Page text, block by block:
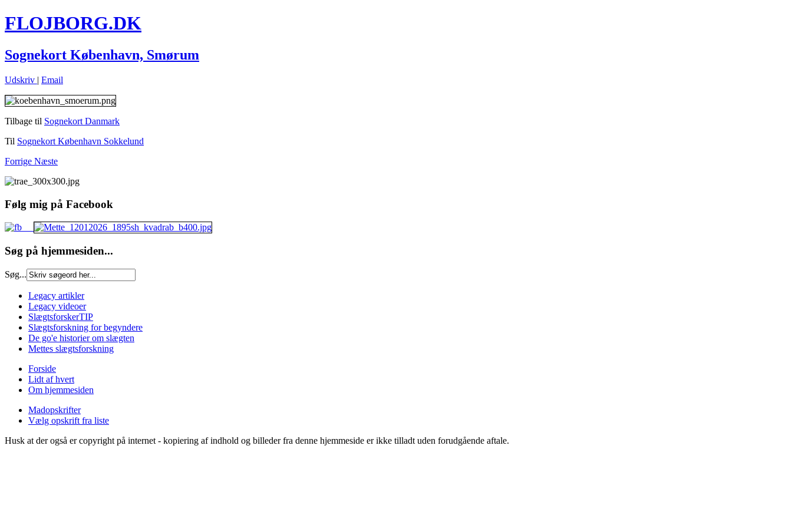
FLOJBORG.DK
Sognekort København, Smørum
Udskriv | Email
Tilbage til Sognekort Danmark
Til Sognekort København Sokkelund
Forrige Næste
Følg mig på Facebook
Søg på hjemmesiden...
Søg...
Legacy artikler
Legacy videoer
SlægtsforskerTIP
Slægtsforskning for begyndere
De go'e historier om slægten
Mettes slægtsforskning
Forside
Lidt af hvert
Om hjemmesiden
Madopskrifter
Vælg opskrift fra liste
Husk at der også er copyright på internet - kopiering af indhold og billeder fra denne hjemmeside er ikke tilladt uden forudgående aftale.